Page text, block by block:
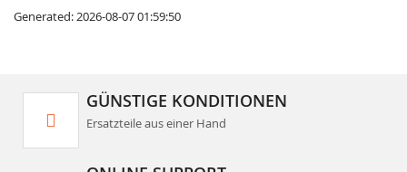
Generated: 2026-08-07 01:59:50
GÜNSTIGE KONDITIONEN
Ersatzteile aus einer Hand